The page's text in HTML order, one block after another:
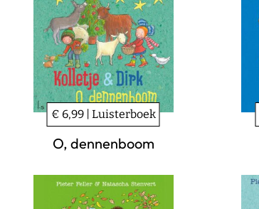
€ 6,99 | Luisterboek
O, dennenboom